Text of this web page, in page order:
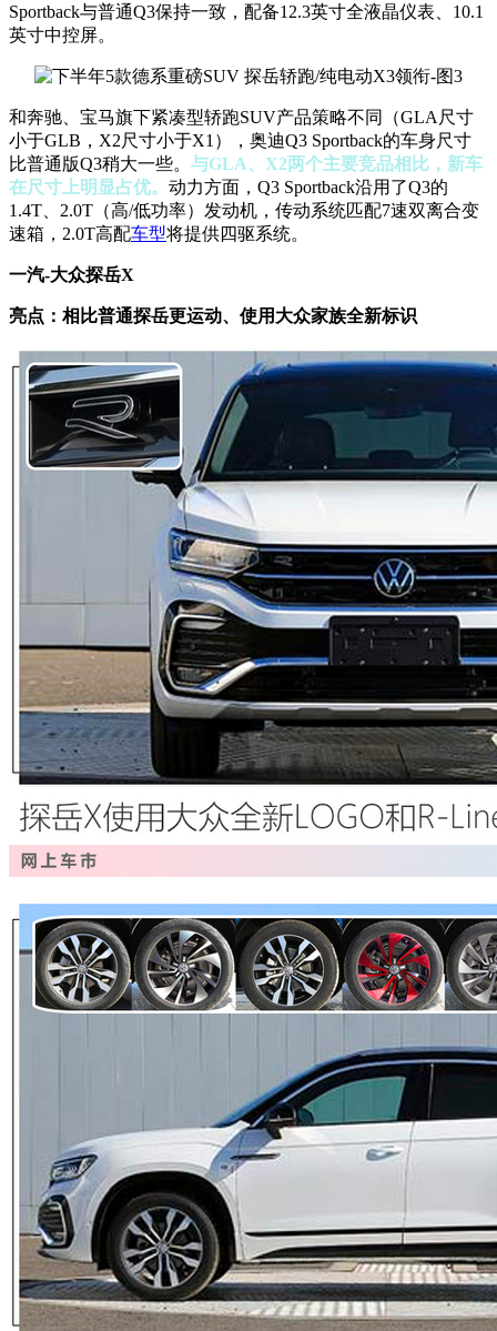
Sportback与普通Q3保持一致，配备12.3英寸全液晶仪表、10.1
英寸中控屏。
和奔驰、宝马旗下紧凑型轿跑SUV产品策略不同（GLA尺寸
小于GLB，X2尺寸小于X1），奥迪Q3 Sportback的车身尺寸
比普通版Q3稍大一些。 与GLA、X2两个主要竞品相比，新车
在尺寸上明显占优。 动力方面，Q3 Sportback沿用了Q3的
1.4T、2.0T（高/低功率）发动机，传动系统匹配7速双离合变
速箱，2.0T高配车型将提供四驱系统。
一汽-大众探岳X
亮点：相比普通探岳更运动、使用大众家族全新标识